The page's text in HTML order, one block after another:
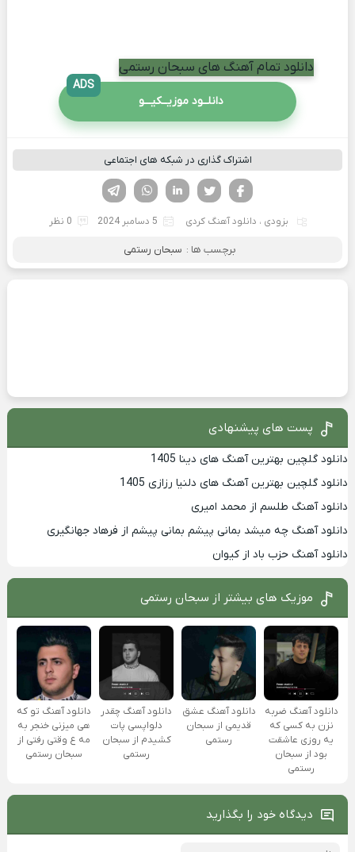
دانلود تمام آهنگ های سبحان رستمی
دانلــود موزیــکیـــو
ADS
اشتراک گذاری در شبکه های اجتماعی
لینکدین تویتر
فیسوک
بزودی ، دانلود آهنگ کردی 5 دسامبر 2024 0 نظر
برچسب ها : سبحان رستمی
پست های پیشنهادی
دانلود گلچین بهترین آهنگ های دینا 1405
دانلود گلچین بهترین آهنگ های دلنیا رزازی 1405
دانلود آهنگ طلسم از محمد امیری
دانلود آهنگ چه میشد بمانی پیشم بمانی پیشم از فرهاد جهانگیری
دانلود آهنگ حزب باد از کیوان
موزیک های بیشتر از سبحان رستمی
دانلود آهنگ ضربه
نزن به کسی که
یه روزی عاشقت
بود از سبحان
رستمی
دانلود آهنگ عشق
قدیمی از سبحان
رستمی
دانلود آهنگ چقدر
دلواپسی پات
کشیدم از سبحان
رستمی
دانلود آهنگ تو که
هی میزنی خنجر به
مه ع وقتی رفتی از
سبحان رستمی
دیدگاه خود را بگذارید